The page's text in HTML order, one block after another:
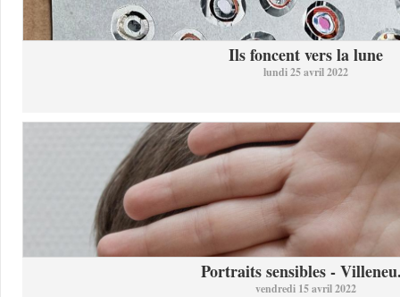
Ils foncent vers la lune
lundi 25 avril 2022
Portraits sensibles -
vendredi 15 avril 2022